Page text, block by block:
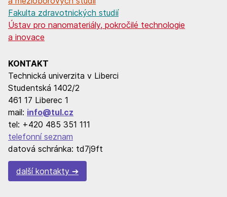
Fakulta zdravotnických studií
Ústav pro nanomateriály, pokročilé technologie
a inovace
KONTAKT
Technická univerzita v Liberci
Studentská 1402/2
461 17 Liberec 1
mail: info@tul.cz
tel: +420 485 351 111
telefonní seznam
datová schránka: td7j9ft
další kontakty